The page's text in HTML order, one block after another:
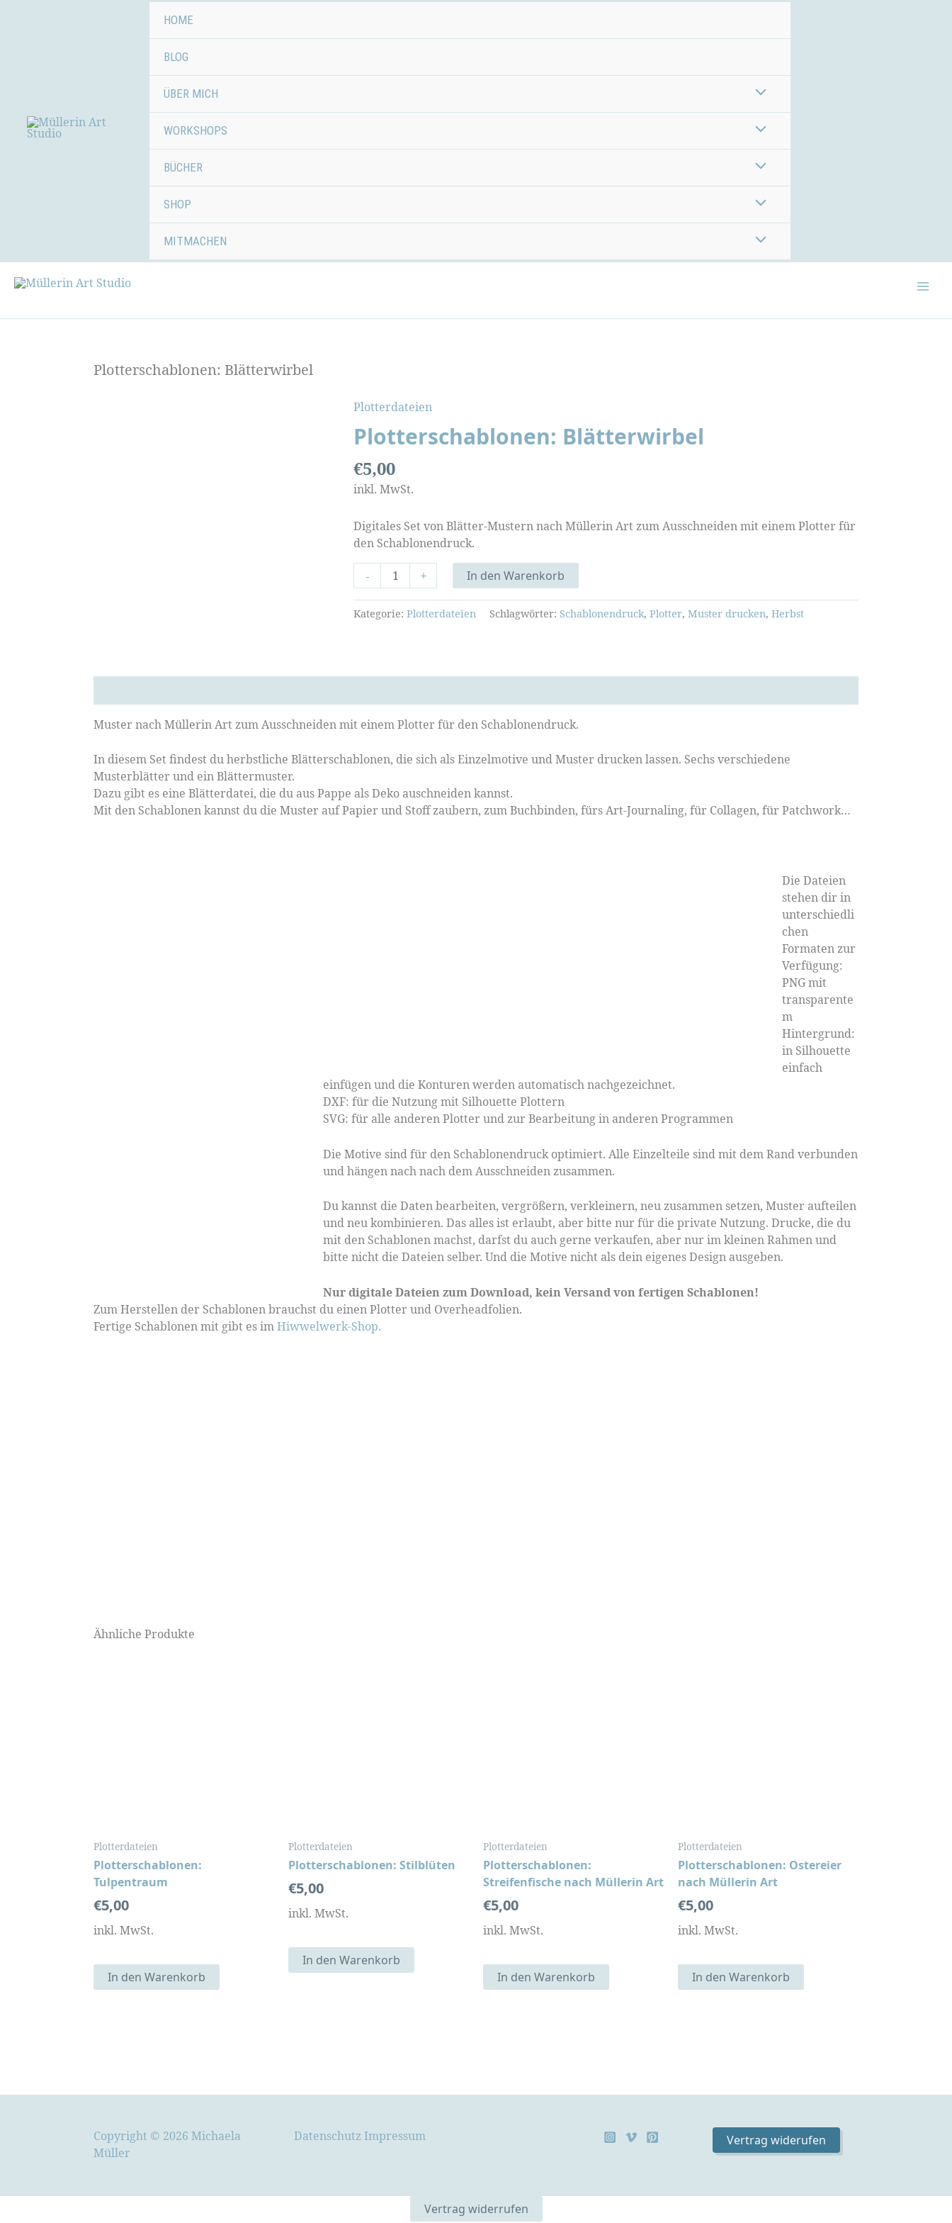
HOME
BLOG
ÜBER MICH
WORKSHOPS
BÜCHER
SHOP
MITMACHEN
Plotterschablonen: Blätterwirbel
Plotterdateien
Plotterschablonen: Blätterwirbel
€5,00
inkl. MwSt.
Digitales Set von Blätter-Mustern nach Müllerin Art zum Ausschneiden mit einem Plotter für
den Schablonendruck.
-
Plotterschablonen:
Blätterwirbel
Menge
+ In den Warenkorb
Kategorie:Plotterdateien Schlagwörter:Schablonendruck,Plotter,Muster drucken,Herbst
Muster nach Müllerin Art zum Ausschneiden mit einem Plotter für den Schablonendruck.
In diesem Set findest du herbstliche Blätterschablonen, die sich als Einzelmotive und Muster drucken lassen. Sechs verschiedene
Musterblätter und ein Blättermuster.
Dazu gibt es eine Blätterdatei, die du aus Pappe als Deko auschneiden kannst.
Mit den Schablonen kannst du die Muster auf Papier und Stoff zaubern, zum Buchbinden, fürs Art-Journaling, für Collagen, für Patchwork…
Die Dateien
stehen dir in
unterschiedli
chen
Formaten zur
Verfügung:
PNG mit
transparente
m
Hintergrund:
in Silhouette
einfach
einfügen und die Konturen werden automatisch nachgezeichnet.
DXF: für die Nutzung mit Silhouette Plottern
SVG: für alle anderen Plotter und zur Bearbeitung in anderen Programmen
Die Motive sind für den Schablonendruck optimiert. Alle Einzelteile sind mit dem Rand verbunden
und hängen nach nach dem Ausschneiden zusammen.
Du kannst die Daten bearbeiten, vergrößern, verkleinern, neu zusammen setzen, Muster aufteilen
und neu kombinieren. Das alles ist erlaubt, aber bitte nur für die private Nutzung. Drucke, die du
mit den Schablonen machst, darfst du auch gerne verkaufen, aber nur im kleinen Rahmen und
bitte nicht die Dateien selber. Und die Motive nicht als dein eigenes Design ausgeben.
Nur digitale Dateien zum Download, kein Versand von fertigen Schablonen!
Zum Herstellen der Schablonen brauchst du einen Plotter und Overheadfolien.
Fertige Schablonen mit gibt es imHiwwelwerk-Shop.
Ähnliche Produkte
Plotterdateien
Plotterschablonen:
Tulpentraum
€5,00
inkl. MwSt.
In den Warenkorb
Plotterdateien
Plotterschablonen: Stilblüten
€5,00
inkl. MwSt.
In den Warenkorb
Plotterdateien
Plotterschablonen:
Streifenfische nach Müllerin Art
€5,00
inkl. MwSt.
In den Warenkorb
Plotterdateien
Plotterschablonen: Ostereier
nach Müllerin Art
€5,00
inkl. MwSt.
In den Warenkorb
Copyright © 2026 Michaela
Müller
Datenschutz Impressum Vertrag widerufen
Vertrag widerrufen